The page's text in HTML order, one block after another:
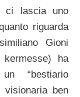
ci lascia uno
riguarda
Gioni
kermesse) ha
“bestiario
visionaria ben